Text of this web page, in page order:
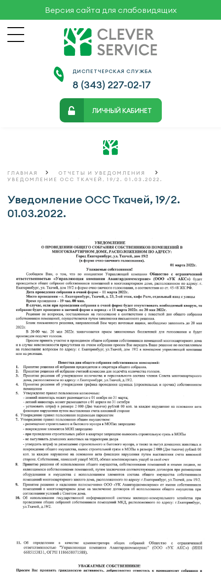
Версия сайта для слабовидящих
ДИСПЕТЧЕРСКАЯ СЛУЖБА
8 (343) 227-02-17
ЛИЧНЫЙ КАБИНЕТ
ГЛАВНАЯ > ОТЧЕТЫ И УВЕДОМЛЕНИЯ >
УВЕДОМЛЕНИЕ ОСС ТКАЧЕЙ, 19/2. 01.03.2022.
Уведомление ОСС Ткачей, 19/2.
01.03.2022.